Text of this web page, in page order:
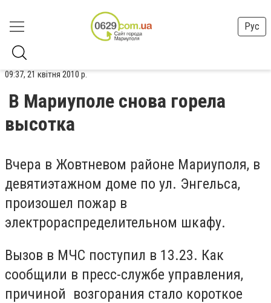
Рус
09:37, 21 квітня 2010 р.
В Мариуполе снова горела
высотка
Вчера в Жовтневом районе Мариуполя, в
девятиэтажном доме по ул. Энгельса,
произошел пожар в
электрораспределительном шкафу.
Вызов в МЧС поступил в 13.23. Как
сообщили в пресс-службе управления,
причиной возгорания стало короткое